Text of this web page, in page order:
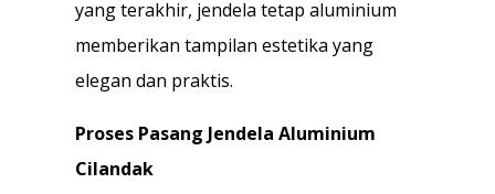
yang terakhir, jendela tetap aluminium
memberikan tampilan estetika yang
elegan dan praktis.
Proses Pasang Jendela Aluminium
Cilandak